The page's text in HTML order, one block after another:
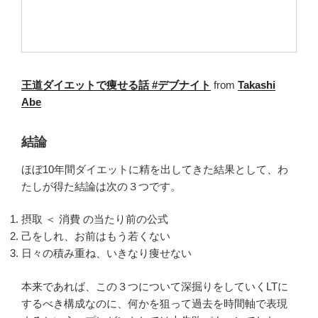
王道ダイエットで痩せる話 #デブナイト from Takashi
Abe
結論
ほぼ10年間ダイエットに精を出してきた結果として、わ
たしが得た結論は次の３つです。
摂取 ＜ 消費 の当たり前の公式
己をしれ、お前はもう若くない
日々の積み重ね、いきなり痩せない
本来であれば、この３つについて深掘りをしていくLTに
するべき構成なのに、何かを狙って過去を時間軸で表現